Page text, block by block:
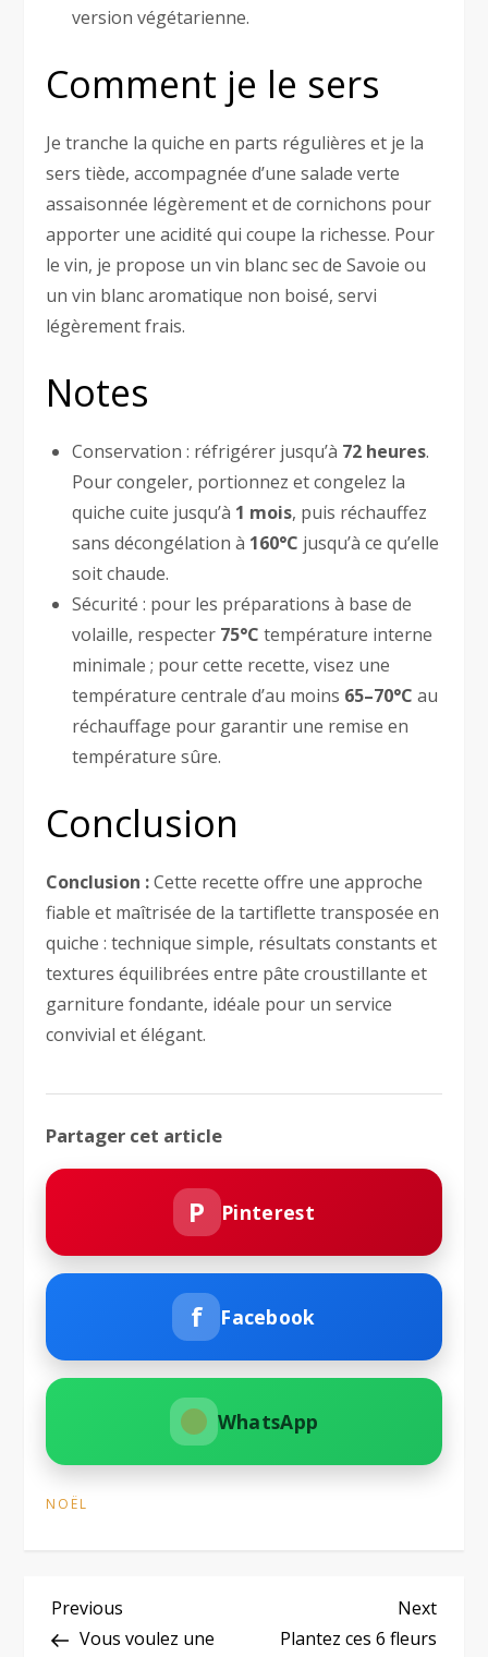
version végétarienne.
Comment je le sers
Je tranche la quiche en parts régulières et je la
sers tiède, accompagnée d’une salade verte
assaisonnée légèrement et de cornichons pour
apporter une acidité qui coupe la richesse. Pour
le vin, je propose un vin blanc sec de Savoie ou
un vin blanc aromatique non boisé, servi
légèrement frais.
Notes
Conservation : réfrigérer jusqu’à 72 heures.
Pour congeler, portionnez et congelez la
quiche cuite jusqu’à 1 mois, puis réchauffez
sans décongélation à 160°C jusqu’à ce qu’elle
soit chaude.
Sécurité : pour les préparations à base de
volaille, respecter 75°C température interne
minimale ; pour cette recette, visez une
température centrale d’au moins 65–70°C au
réchauffage pour garantir une remise en
température sûre.
Conclusion
Conclusion :Cette recette offre une approche
fiable et maîtrisée de la tartiflette transposée en
quiche : technique simple, résultats constants et
textures équilibrées entre pâte croustillante et
garniture fondante, idéale pour un service
convivial et élégant.
Partager cet article
P Pinterest
f Facebook
WhatsApp
NOËL
N
Previous
Post
Previous
Vous voulez une
Next
Post
Next
Plantez ces 6 fleurs